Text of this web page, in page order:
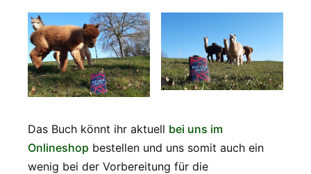
Das Buch könnt ihr aktuell bei uns im
Onlineshop bestellen und uns somit auch ein
wenig bei der Vorbereitung für die